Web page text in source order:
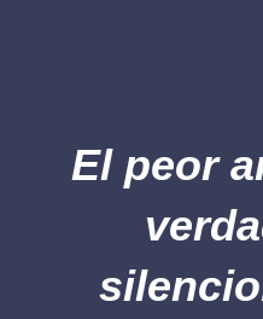
El peor